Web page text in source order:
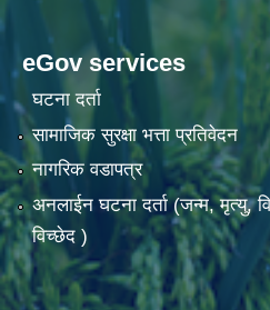
eGov services
घटना दर्ता
सामाजिक सुरक्षा भत्ता प्रतिवेदन
नागरिक वडापत्र
अनलाईन घटना दर्ता (जन्म, मृत्यु,
विच्छेद )